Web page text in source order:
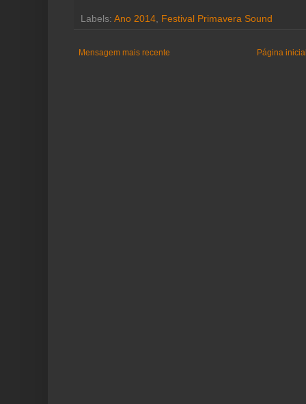
Labels: Ano 2014, Festival Primavera Sound
Mensagem mais recente Página